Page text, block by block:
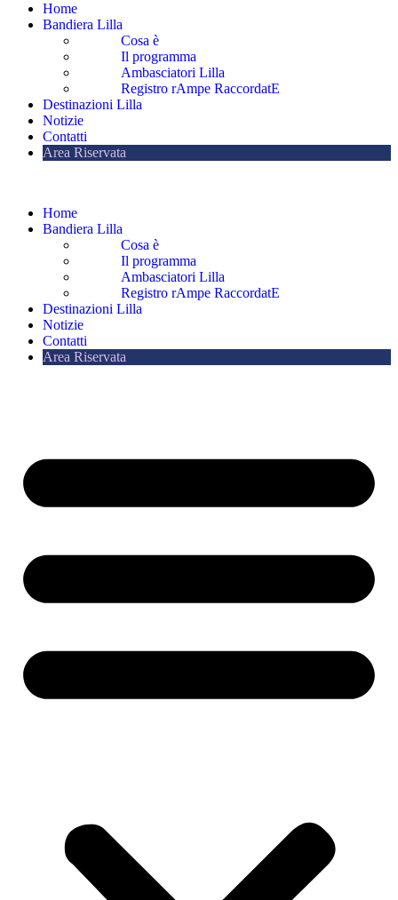
Home
Bandiera Lilla
Cosa è
Il programma
Ambasciatori Lilla
Registro rAmpe RaccordatE
Destinazioni Lilla
Notizie
Contatti
Area Riservata
Home
Bandiera Lilla
Cosa è
Il programma
Ambasciatori Lilla
Registro rAmpe RaccordatE
Destinazioni Lilla
Notizie
Contatti
Area Riservata